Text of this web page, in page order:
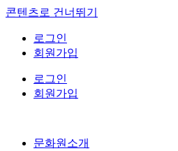
콘텐츠로 건너뛰기
로그인
회원가입
로그인
회원가입
문화원소개